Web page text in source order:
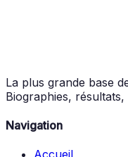
La plus grande base
Biographies,
Navigation